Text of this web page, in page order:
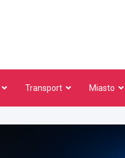
Transport Miasto